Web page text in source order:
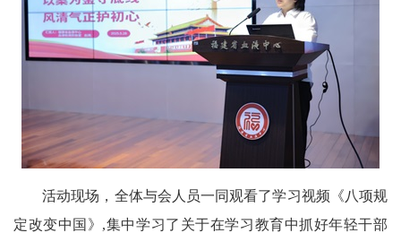
活动现场，全体与会人员一同观看了学习视频《八项规
定改变中国》,集中学习了关于在学习教育中抓好年轻干部